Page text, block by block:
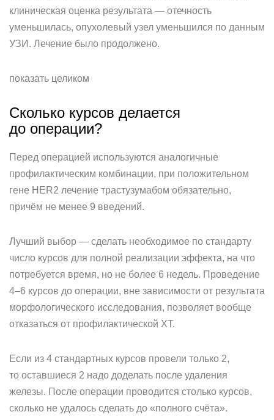
клиническая оценка результата — отечность
уменьшилась, опухолевый узел уменьшился по данным
УЗИ. Лечение было продолжено.
показать целиком
Сколько курсов делается
до операции?
Перед операцией используются аналогичные
профилактическим комбинации, при положительном
гене HER2 лечение трастузумабом обязательно,
причём не менее 9 введений.
Лучший выбор — сделать необходимое по стандарту
число курсов для полной реализации эффекта, на что
потребуется время, но не более 6 недель. Проведение
4–6 курсов до операции, вне зависимости от результата
морфологического исследования, позволяет вообще
отказаться от профилактической ХТ.
Если из 4 стандартных курсов провели только 2,
то оставшиеся 2 надо доделать после удаления
железы. После операции проводится столько курсов,
сколько не удалось сделать до «полного счёта».